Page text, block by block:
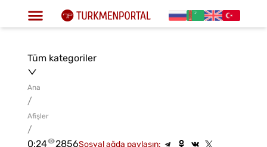
Tüm kategoriler
Ana
/
Afişler
/
0:24
2856Sosyal ağda paylaşın: